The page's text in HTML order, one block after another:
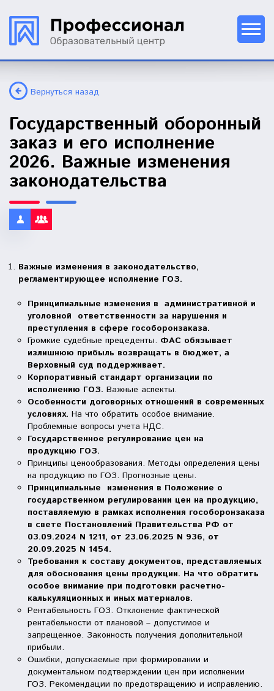
Вернуться назад
Государственный оборонный
заказ и его исполнение
2026. Важные изменения
законодательства
Важные изменения в законодательство,
регламентирующее исполнение ГОЗ.
Принципиальные изменения в административной и
уголовной ответственности за нарушения и
преступления в сфере гособоронзаказа.
Громкие судебные прецеденты. ФАС обязывает
излишнюю прибыль возвращать в бюджет, а
Верховный суд поддерживает.
Корпоративный стандарт организации по
исполнению ГОЗ. Важные аспекты.
Особенности договорных отношений в современных
условиях. На что обратить особое внимание.
Проблемные вопросы учета НДС.
Государственное регулирование цен на
продукцию ГОЗ.
Принципы ценообразования. Методы определения цены
на продукцию по ГОЗ. Прогнозные цены.
Принципиальные изменения в Положение о
государственном регулировании цен на продукцию,
поставляемую в рамках исполнения гособоронзаказа
в свете Постановлений Правительства РФ от
03.09.2024 N 1211, от 23.06.2025 N 936, от
20.09.2025 N 1454.
Требования к составу документов, представляемых
для обоснования цены продукции. На что обратить
особое внимание при подготовки расчетно-
калькуляционных и иных материалов.
Рентабельность ГОЗ. Отклонение фактической
рентабельности от плановой – допустимое и
запрещенное. Законность получения дополнительной
прибыли.
Ошибки, допускаемые при формировании и
документальном подтверждении цен при исполнении
ГОЗ. Рекомендации по предотвращению и исправлению.